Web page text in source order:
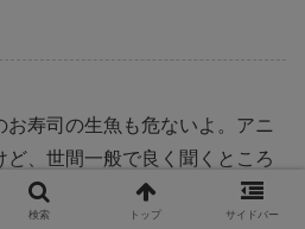
寿司の生魚も危ないよ。アニ
、世間一般で良く聞くところ
もあって、大人でもゲッソリ痩
検索 トップ サイドバー